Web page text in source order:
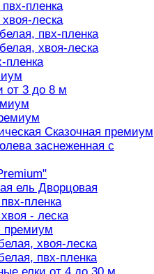
пленка
леска
пвх-пленка
хвоя-леска
пленка
от 3 до 8 м
Сказочная премиум
заснеженная с
ель Дворцовая
пленка
- леска
премиум
хвоя-леска
пвх-пленка